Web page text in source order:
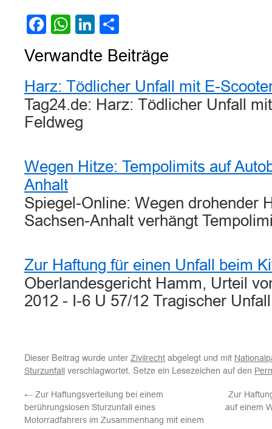
Facebook
WhatsApp
LinkedIn
Verwandte Beiträge
Harz: Tödlicher Unfall mit E-
Tag24.de: Harz: Tödlicher Unfall
Feldweg
Wegen Hitze: Tempolimits auf
Anhalt
Spiegel-Online: Wegen drohender
Sachsen-Anhalt verhängt
Zur Haftung für einen Unfall beim
Oberlandesgericht Hamm, Urteil
2012 - I-6 U 57/12 Tragischer
Dieser Beitrag wurde unter Zivilrecht abgelegt und mit
Sturzunfall verschlagwortet. Setze ein Lesezeichen auf den
← Zur Haftungsverteilung bei einem
berührungslosen Sturzunfall eines
Motorradfahrers im Zusammenhang mit einem
Zur
auf einem